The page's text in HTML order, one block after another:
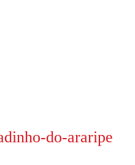
do-araripe